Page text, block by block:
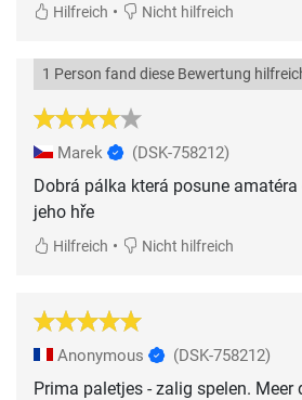
Hilfreich • Nicht hilfreich
1 Person fand diese Bewertung
Marek (DSK-758212)
Dobrá pálka která posune
jeho hře
Hilfreich • Nicht hilfreich
Anonymous (DSK-758212)
Prima paletjes - zalig spelen. Meer